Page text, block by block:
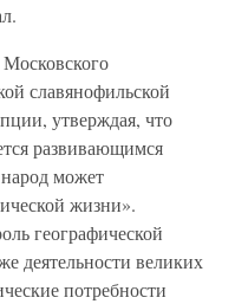
славянофильской
утверждая, что
развивающимся
может
жизни».
географической
деятельности великих
потребности